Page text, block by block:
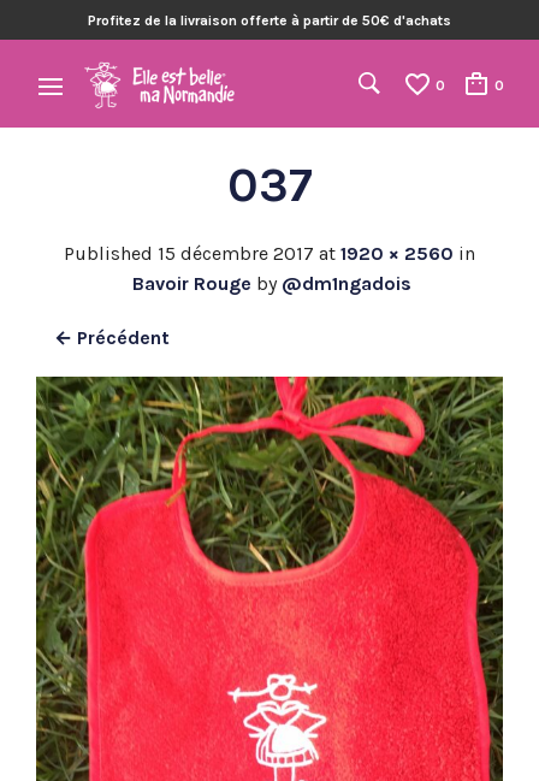
Profitez de la livraison offerte à partir de 50€ d'achats
0 0
037
Published 15 décembre 2017 at 1920 × 2560 in
Bavoir Rouge by @dm1ngadois
← Précédent